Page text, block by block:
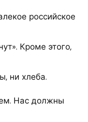
российское
Кроме этого,
ни хлеба.
Нас должны